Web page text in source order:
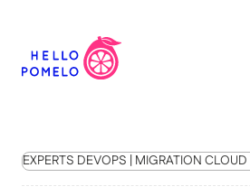
EXPERTS DEVOPS | MIGRATION